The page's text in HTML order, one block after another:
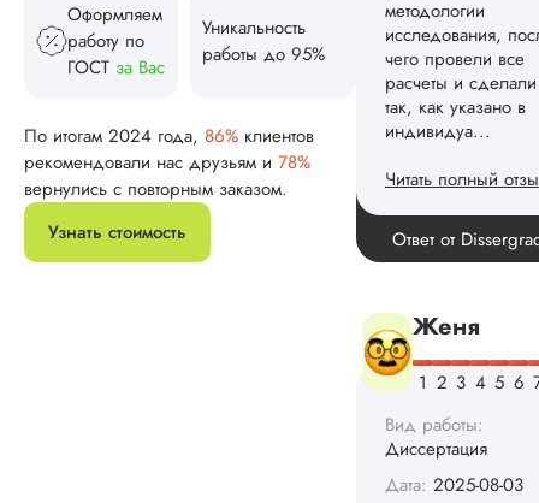
Оформляем
работу по
ГОСТ за Вас
Уникальность
работы до 95%
По итогам 2024 года, 86% клиентов
рекомендовали нас друзьям и 78%
вернулись с повторным заказом.
Узнать стоимость
Читать полный
Спасибо!
ваши слова
Ответ от
Женя
Вид работы:
Дата:2025-08-03
Заказывал тут
диссертацию. По
срокам и
конечно, для меня
внушительно, но
выхода не